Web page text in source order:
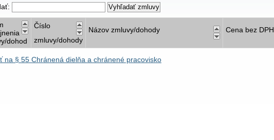
dohod
Číslo
zmluvy/dohody
Názov zmluvy/dohody Cena bez DPH
na § 55 Chránená dielňa a chránené pracovisko